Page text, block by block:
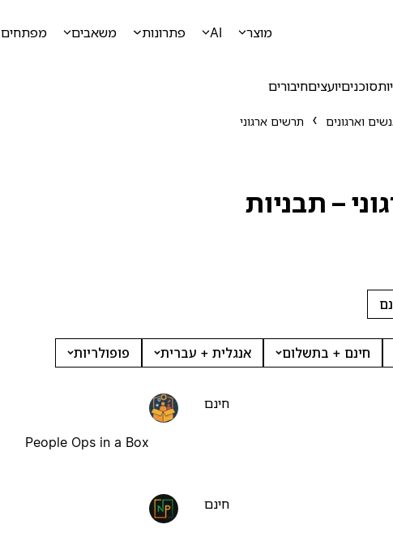
מוצר AI פתרונות משאבים מפתחים
סוכניםיועציםחיבורים
וארגונים תרשים ארגוני
– תבניות
חינם + בתשלום אנגלית + עברית פופולריות
חינם
People Ops in a Box
חינם